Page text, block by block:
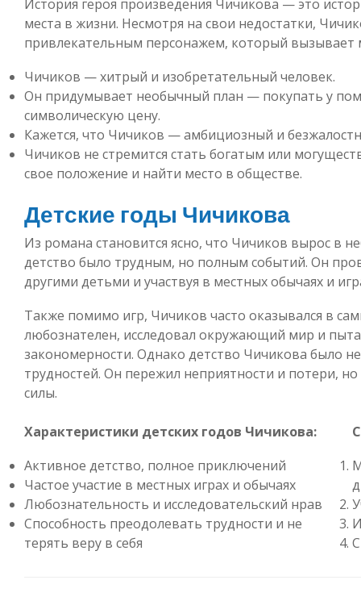
История героя произведения Чичикова — это
места в жизни. Несмотря на свои недостатки,
привлекательным персонажем, который вызывает
Чичиков — хитрый и изобретательный человек.
Он придумывает необычный план — покупать у
символическую цену.
Кажется, что Чичиков — амбициозный и
Чичиков не стремится стать богатым или
свое положение и найти место в обществе.
Детские годы Чичикова
Из романа становится ясно, что Чичиков вырос в
детство было трудным, но полным событий. Он
другими детьми и участвуя в местных обычаях и
Также помимо игр, Чичиков часто оказывался в
любознателен, исследовал окружающий мир и
закономерности. Однако детство Чичикова было
трудностей. Он пережил неприятности и потери,
силы.
Характеристики детских годов Чичикова:
Активное детство, полное приключений
Частое участие в местных играх и обычаях
Любознательность и исследовательский нрав
Способность преодолевать трудности и не
терять веру в себя